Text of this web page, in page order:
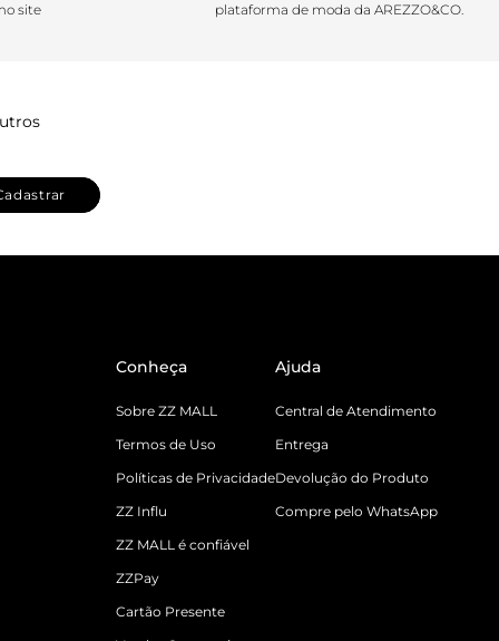
site
plataforma de moda da AREZZO&CO.
Conheça
Sobre ZZ MALL
Termos de Uso
Políticas de Privacidade
ZZ Influ
ZZ MALL é confiável
ZZPay
Cartão Presente
Ajuda
Central de Atendimento
Entrega
Devolução do Produto
Compre pelo WhatsApp